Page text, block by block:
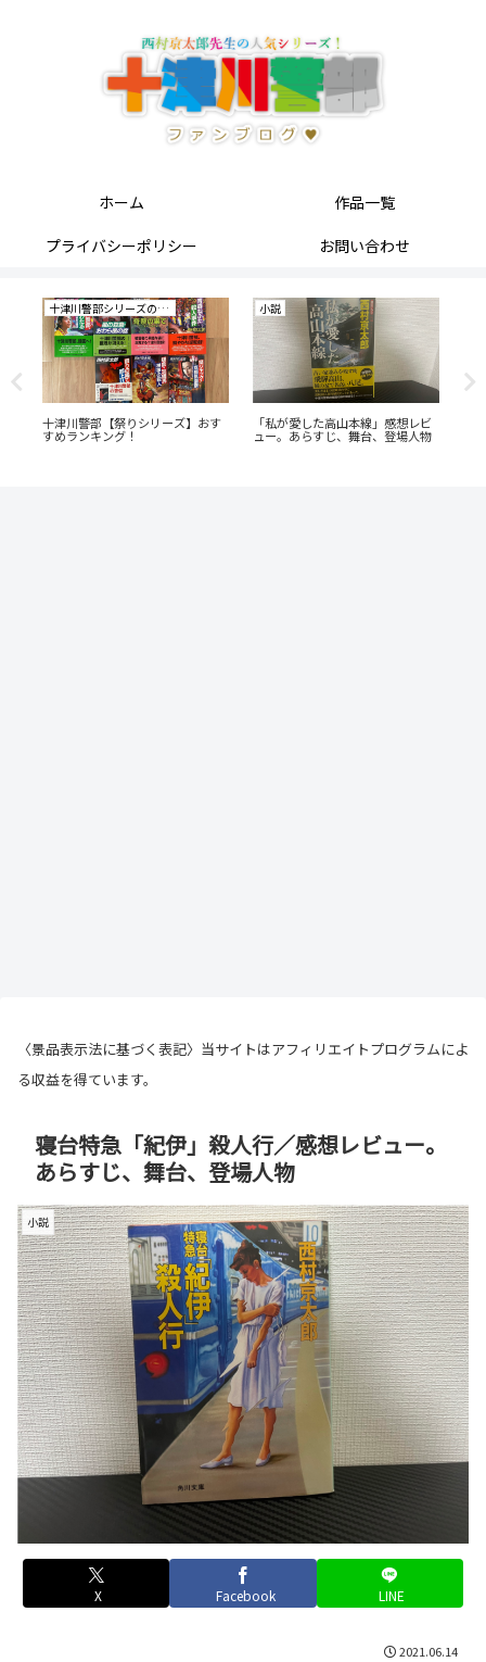
ホーム
作品一覧
プライバシーポリシー
お問い合わせ
十津川警部シリーズの研究
十津川警部【祭りシリーズ】おす
すめランキング！
小説
「私が愛した高山本線」感想レビ
ュー。あらすじ、舞台、登場人物
〈景品表示法に基づく表記〉当サイトはアフィリエイトプログラムによ
る収益を得ています。
寝台特急「紀伊」殺人行／感想レビュー。
あらすじ、舞台、登場人物
小説
X Facebook LINE
2021.06.14